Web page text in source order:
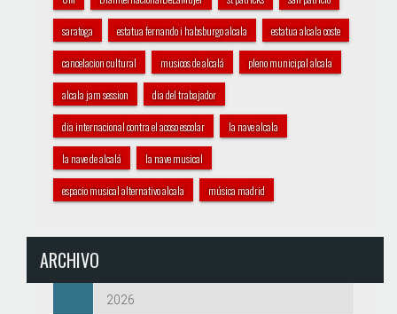
saratoga estatua fernando i habsburgo alcala estatua alcala coste
cancelacion cultural musicos de alcalá pleno municipal alcala
alcala jam session dia del trabajador
dia internacional contra el acoso escolar la nave alcala
la nave de alcalá la nave musical
espacio musical alternativo alcala música madrid
ARCHIVO
2026